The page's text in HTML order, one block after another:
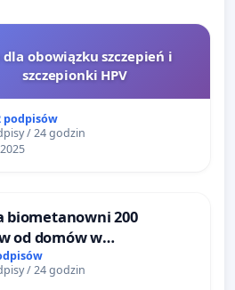
dla obowiązku szczepień i
szczepionki HPV
podpisów
/ 24 godzin
biometanowni 200
od domów w
gm. Wądroże
/ 24 godzin